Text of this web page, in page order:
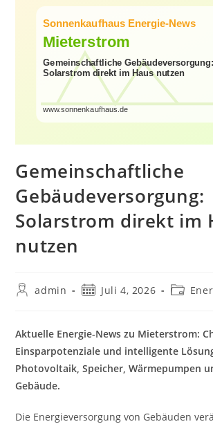
Gemeinschaftliche
Gebäudeversorgung:
Solarstrom direkt im
nutzen
Beitrags-
admin
BeitragJuli 4, 2026
Aktuelle Energie-News zu Mieterstrom:
Einsparpotenziale und intelligente
Photovoltaik, Speicher, Wärmepumpen
Gebäude.
Die Energieversorgung von Gebäuden